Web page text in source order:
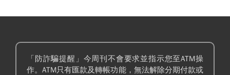
「防詐騙提醒」今周刊不會要求並指示您至ATM操
作。ATM只有匯款及轉帳功能，無法解除分期付款或